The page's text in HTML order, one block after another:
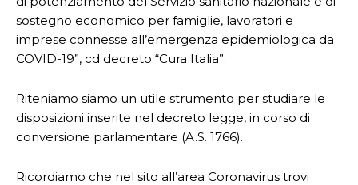
sostegno economico per famiglie, lavoratori e
imprese connesse all’emergenza epidemiologica da
COVID-19”, cd decreto “Cura Italia”.
Riteniamo siamo un utile strumento per studiare le
disposizioni inserite nel decreto legge, in corso di
conversione parlamentare (A.S. 1766).
Ricordiamo che nel sito all’area Coronavirus trovi